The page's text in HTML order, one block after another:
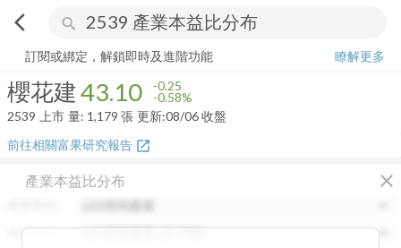
arrow_back_ios search
櫻花建 43.10 -0.58%
訂閱或綁定，解鎖即時及進階功能
瞭解更多
櫻花建43.10 -0.25
-0.58%
2539
上市 量: 1,179 張 更新:08/06 收盤
前往相關富果研究報告 open_in_new
產業本益比分布 close
分類項目